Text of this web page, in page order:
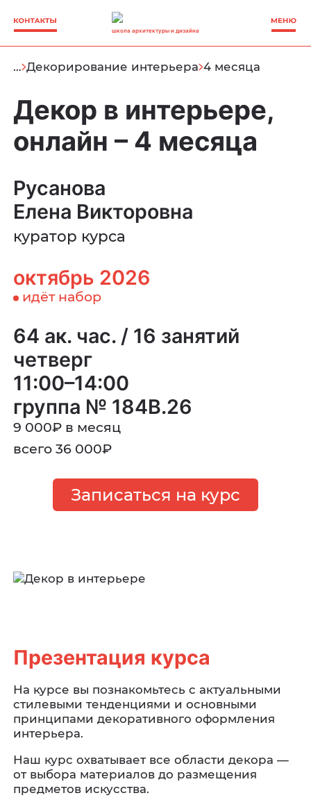
школа архитектуры и дизайна
… Декорирование интерьера 4 месяца
Декор в интерьере,
онлайн – 4 месяца
Русанова
Елена Викторовна
куратор курса
октябрь 2026
идёт набор
64 ак. час. / 16 занятий
четверг
11:00–14:00
группа № 184В.26
9 000₽ в месяц
всего 36 000₽
Записаться на курс
Презентация курса
На курсе вы познакомьтесь с актуальными
стилевыми тенденциями и основными
принципами декоративного оформления
интерьера.
Наш курс охватывает все области декора —
от выбора материалов до размещения
предметов искусства.